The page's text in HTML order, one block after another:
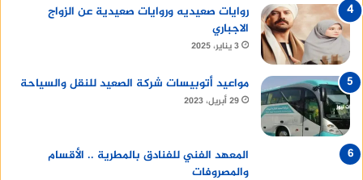
روايات صعيديه وروايات صعيدية عن الزواج
الاجباري
3 يناير، 2025
مواعيد أتوبيسات شركة الصعيد للنقل والسياحة
29 أبريل، 2023
المعهد الفني للفنادق بالمطرية .. الأقسام
والمصروفات